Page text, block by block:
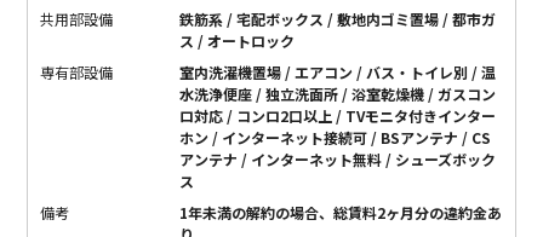
共用部設備
鉄筋系 / 宅配ボックス / 敷地内ゴミ置場 / 都市ガ
ス / オートロック
専有部設備
室内洗濯機置場 / エアコン / バス・トイレ別 / 温
水洗浄便座 / 独立洗面所 / 浴室乾燥機 / ガスコン
ロ対応 / コンロ2口以上 / TVモニタ付きインター
ホン / インターネット接続可 / BSアンテナ / CS
アンテナ / インターネット無料 / シューズボック
ス
備考
1年未満の解約の場合、総賃料2ヶ月分の違約金あ